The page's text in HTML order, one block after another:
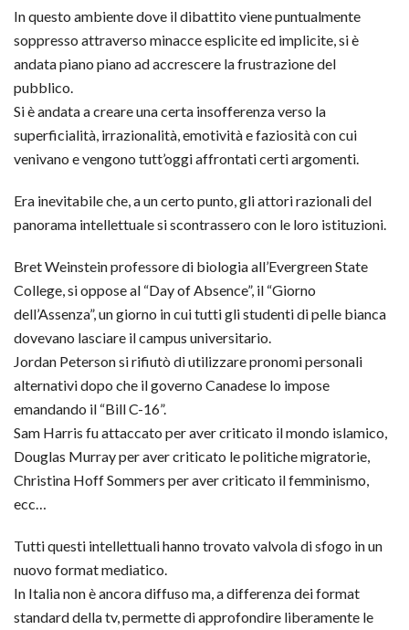
In questo ambiente dove il dibattito viene puntualmente
soppresso attraverso minacce esplicite ed implicite, si è
andata piano piano ad accrescere la frustrazione del
pubblico.
Si è andata a creare una certa insofferenza verso la
superficialità, irrazionalità, emotività e faziosità con cui
venivano e vengono tutt’oggi affrontati certi argomenti.
Era inevitabile che, a un certo punto, gli attori razionali del
panorama intellettuale si scontrassero con le loro istituzioni.
Bret Weinstein professore di biologia all’Evergreen State
College, si oppose al “Day of Absence”, il “Giorno
dell’Assenza”, un giorno in cui tutti gli studenti di pelle bianca
dovevano lasciare il campus universitario.
Jordan Peterson si rifiutò di utilizzare pronomi personali
alternativi dopo che il governo Canadese lo impose
emandando il “Bill C-16”.
Sam Harris fu attaccato per aver criticato il mondo islamico,
Douglas Murray per aver criticato le politiche migratorie,
Christina Hoff Sommers per aver criticato il femminismo,
ecc…
Tutti questi intellettuali hanno trovato valvola di sfogo in un
nuovo format mediatico.
In Italia non è ancora diffuso ma, a differenza dei format
standard della tv, permette di approfondire liberamente le